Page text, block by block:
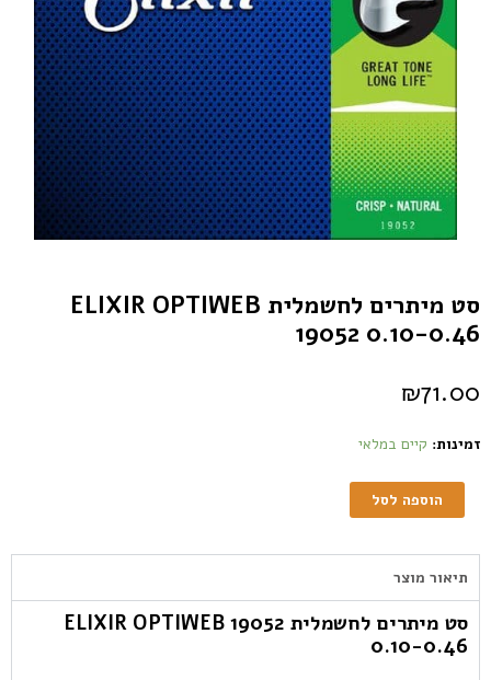
סט מיתרים לחשמלית ELIXIR OPTIWEB
19052 0.10-0.46
₪71.00
זמינות: קיים במלאי
הוספה לסל
תיאור מוצר
סט מיתרים לחשמלית ELIXIR OPTIWEB 19052
0.10-0.46